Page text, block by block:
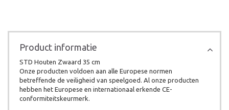
Product informatie
STD Houten Zwaard 35 cm
Onze producten voldoen aan alle Europese normen
betreffende de veiligheid van speelgoed. Al onze producten
hebben het Europese en internationaal erkende CE-
conformiteitskeurmerk.